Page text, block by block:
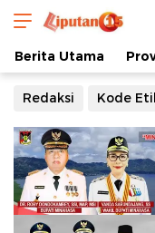
Berita Utama
Redaksi Kode